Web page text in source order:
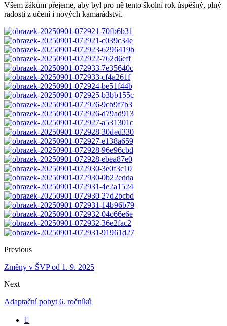
Všem žákům přejeme, aby byl pro ně tento školní rok úspěšný, plný
radosti z učení i nových kamarádství.
Previous
Změny v ŠVP od 1. 9. 2025
Next
Adaptační pobyt 6. ročníků